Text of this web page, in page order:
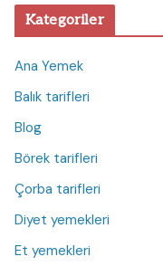
Kategoriler
Ana Yemek
Balık tarifleri
Blog
Börek tarifleri
Çorba tarifleri
Diyet yemekleri
Et yemekleri